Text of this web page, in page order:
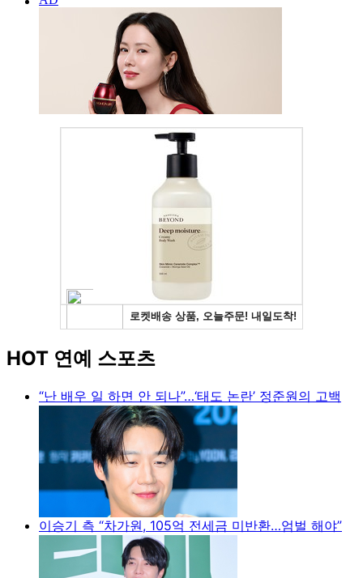
HOT 연예 스포츠
“난 배우 일 하면 안 되나”…‘태도 논란’ 정준원의 고백
이승기 측 “차가원, 105억 전세금 미반환…엄벌 해야”